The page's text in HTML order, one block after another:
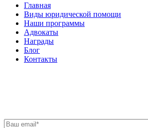
Главная
Виды юридической помощи
Наши программы
Адвокаты
Награды
Блог
Контакты